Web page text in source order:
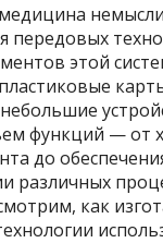
передовых
этой
функций — от
до
различных
как